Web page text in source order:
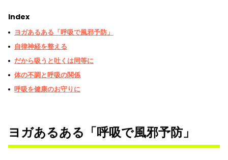
Index
ヨガあるある「呼吸で風邪予防」
自律神経を整える
だから吸うと吐くは同等に
体の不調と呼吸の関係
呼吸を健康のお守りに
ヨガあるある「呼吸で風邪予防」